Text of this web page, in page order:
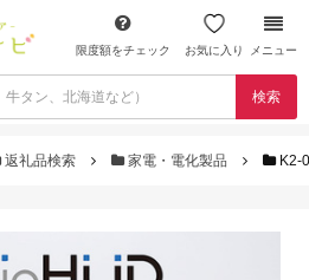
限度額をチェック お気に入り メニュー
検索
返礼品検索 家電・電化製品 K2-